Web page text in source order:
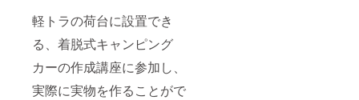
軽トラの荷台に設置でき
る、着脱式キャンピング
カーの作成講座に参加し、
実際に実物を作ることがで